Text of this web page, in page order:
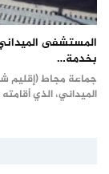
المستشفى الميداني
بخدمة…
جماعة مجاط (إقليم
الميداني، الذي